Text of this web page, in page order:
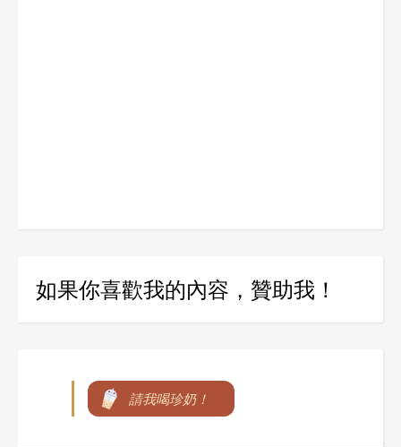
如果你喜歡我的內容，贊助我！
請我喝珍奶！